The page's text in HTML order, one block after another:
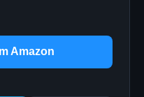
Amazon